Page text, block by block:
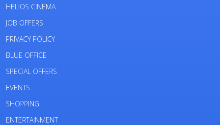
HELIOS CINEMA
JOB OFFERS
PRIVACY POLICY
BLUE OFFICE
SPECIAL OFFERS
EVENTS
SHOPPING
ENTERTAINMENT